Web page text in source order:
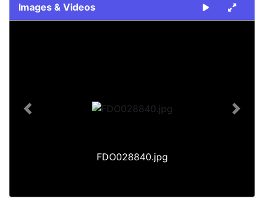
Images & Videos
FDO028840.jpg
Previous Next